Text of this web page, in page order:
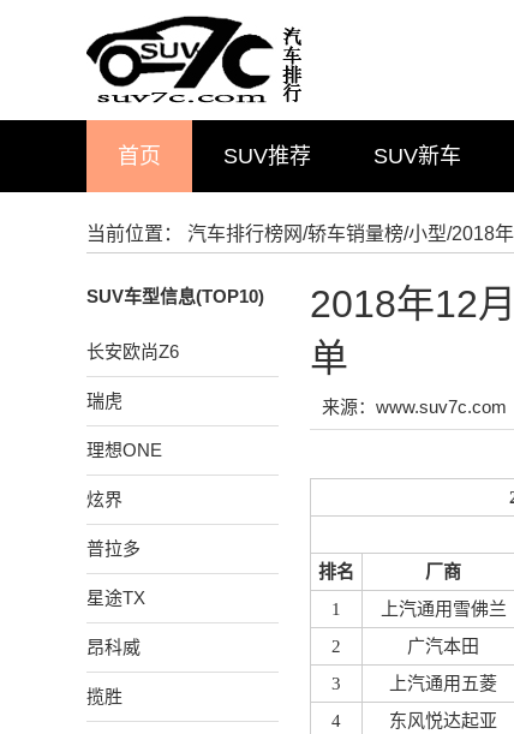
首页 SUV推荐 SUV新车
当前位置： 汽车排行榜网/轿车销量榜/小型/2018
SUV车型信息(TOP10)
长安欧尚Z6
瑞虎
理想ONE
炫界
普拉多
星途TX
昂科威
揽胜
2018年12
单
来源：www.suv7c.com
排名
厂商
1
上汽通用雪佛兰
2
广汽本田
3
上汽通用五菱
4
东风悦达起亚